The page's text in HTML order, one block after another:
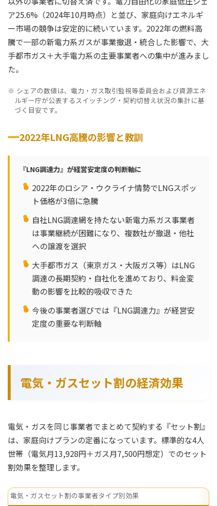
ア25.6%（2024年10月時点）と並び、家庭向けエネルギ
ー市場の競争は安定的に続いています。2022年の燃料高
騰で一部の新電力系ガスが事業撤退・統合した影響で、大
手都市ガス＋大手電力系の主要事業者への集中が進みまし
た。
シェアの数値は、電力・ガス取引監視等委員会および資源エネ
ルギー庁が公表するスイッチング・契約切替え状況の集計に基
づく目安です。
2022年LNG高騰の影響と教訓
『LNG調達力』が経営安定度の判断軸に
2022年のロシア・ウクライナ情勢でLNGスポッ
ト価格が3倍に急騰
自社LNG調達網を持たない新電力系ガス事業者
は事業継続が困難になり、複数社が撤退・他社
への譲渡を選択
大手都市ガス（東京ガス・大阪ガス等）はLNG
調達の長期契約・自社化を進めており、料金変
動の影響を比較的吸収できた
今後の事業者選びでは『LNG調達力』が経営安
定度の重要な判断軸
電気・ガスセット割の経済効果
電気・ガスを同じ事業者でまとめて契約する『セット割』
は、家庭向けプランの定番になっています。標準的な4人
世帯（電気月13,928円＋ガス月7,500円想定）でのセット
割効果を整理します。
電気・ガスセット割の事業者タイプ別効果